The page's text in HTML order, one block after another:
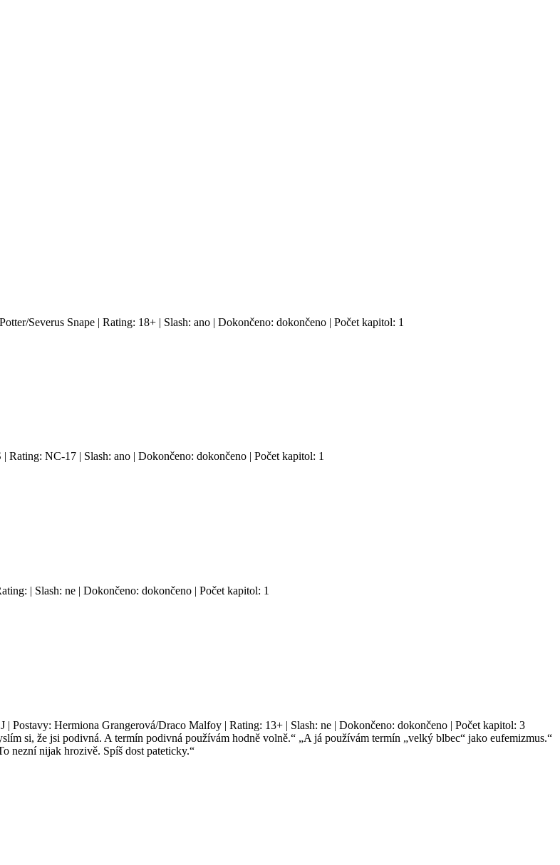
Severus Snape | Rating: 18+ | Slash: ano | Dokončeno: dokončeno | Počet kapitol: 1
| Rating: NC-17 | Slash: ano | Dokončeno: dokončeno | Počet kapitol: 1
| Slash: ne | Dokončeno: dokončeno | Počet kapitol: 1
| Postavy: Hermiona Grangerová/Draco Malfoy | Rating: 13+ | Slash: ne | Dokončeno: dokončeno | Počet kapitol: 3
si, že jsi podivná. A termín podivná používám hodně volně.“ „A já používám termín „velký blbec“ jako eufemizmus.“
nezní nijak hrozivě. Spíš dost pateticky.“